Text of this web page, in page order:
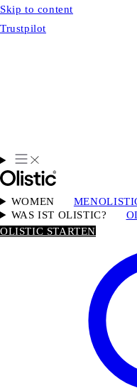
Skip to content
Trustpilot
WOMEN MEN
WAS IST OLISTIC?
OLISTIC STARTEN